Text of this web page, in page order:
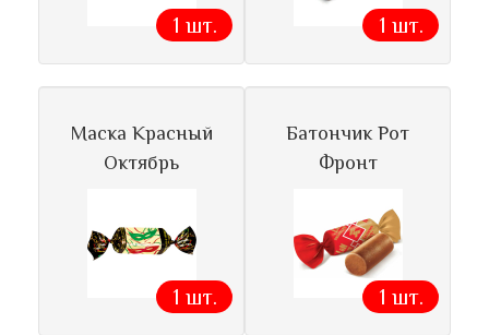
1 шт. 1 шт.
Маска Красный
Октябрь
1 шт.
Батончик Рот
Фронт
1 шт.